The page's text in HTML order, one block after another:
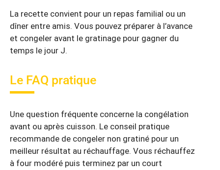
La recette convient pour un repas familial ou un
dîner entre amis. Vous pouvez préparer à l’avance
et congeler avant le gratinage pour gagner du
temps le jour J.
Le FAQ pratique
Une question fréquente concerne la congélation
avant ou après cuisson. Le conseil pratique
recommande de congeler non gratiné pour un
meilleur résultat au réchauffage. Vous réchauffez
à four modéré puis terminez par un court